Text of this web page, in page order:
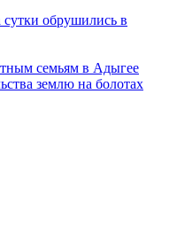
сутки обрушились в
семьям в Адыгее
землю на болотах